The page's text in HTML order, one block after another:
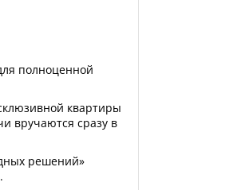
полноценной
квартиры
вручаются сразу в
решений»